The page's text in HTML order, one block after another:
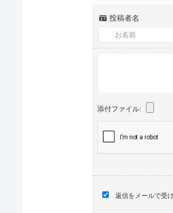
投稿者名
添付ファイル:
返信をメールで受